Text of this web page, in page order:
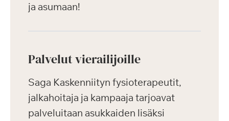
ja asumaan!
Palvelut vierailijoille
Saga Kaskenniityn fysioterapeutit,
jalkahoitaja ja kampaaja tarjoavat
palveluitaan asukkaiden lisäksi